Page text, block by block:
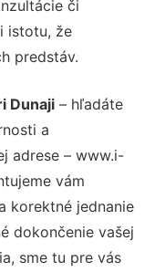
či
istotu, že
predstáv.
Dunaji – hľadáte
a
adrese – www.i-
vám
korektné jednanie
dokončenie vašej
sme tu pre vás